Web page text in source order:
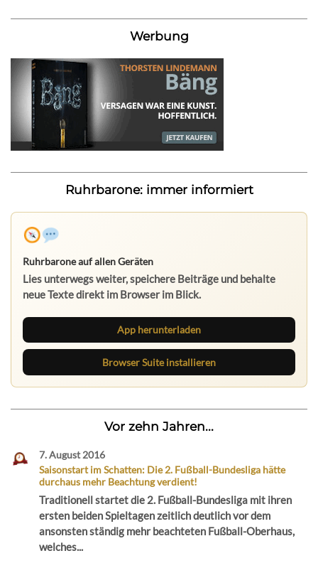
Werbung
Ruhrbarone: immer informiert
Ruhrbarone auf allen Geräten
Lies unterwegs weiter, speichere Beiträge und behalte
neue Texte direkt im Browser im Blick.
App herunterladen
Browser Suite installieren
Vor zehn Jahren...
7. August 2016
Saisonstart im Schatten: Die 2. Fußball-Bundesliga hätte
durchaus mehr Beachtung verdient!
Traditionell startet die 2. Fußball-Bundesliga mit ihren
ersten beiden Spieltagen zeitlich deutlich vor dem
ansonsten ständig mehr beachteten Fußball-Oberhaus,
welches...